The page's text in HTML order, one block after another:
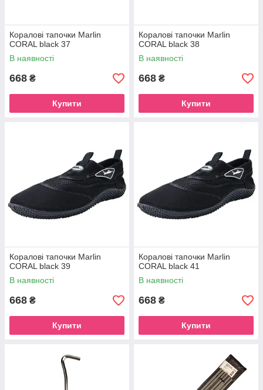
Коралові тапочки Marlin
CORAL black 37
В наявності
668 ₴
Купити
Коралові тапочки Marlin
CORAL black 38
В наявності
668 ₴
Купити
Коралові тапочки Marlin
CORAL black 39
В наявності
668 ₴
Купити
Коралові тапочки Marlin
CORAL black 41
В наявності
668 ₴
Купити